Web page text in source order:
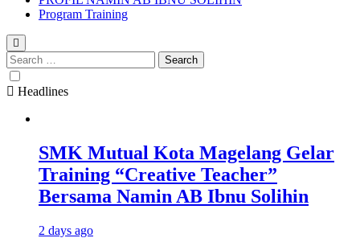
Program Training
Search
for:
Headlines
SMK Mutual Kota Magelang Gelar
Training “Creative Teacher”
Bersama Namin AB Ibnu Solihin
2 days ago